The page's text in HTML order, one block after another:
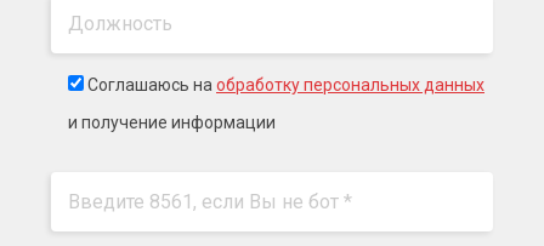
Соглашаюсь наобработку персональных данных
и получение информации